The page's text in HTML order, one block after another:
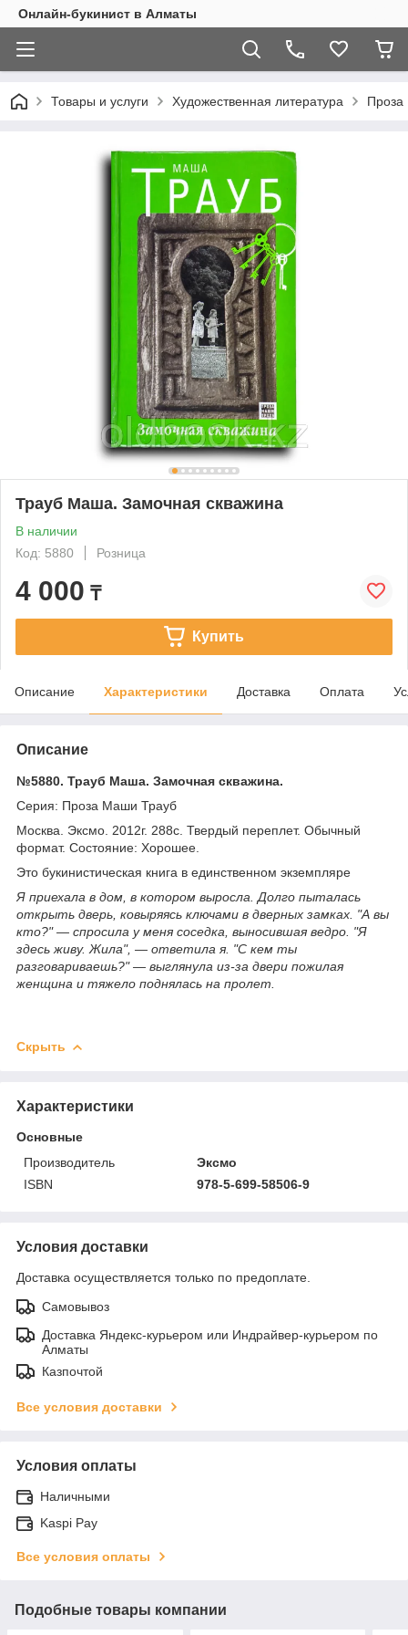
Онлайн-букинист в Алматы
Товары и услуги Художественная литература Проза
Трауб Маша. Замочная скважина
В наличии
Код: 5880
Розница
4 000 ₸
Купить
Описание Характеристики Доставка Оплата
Описание
№5880. Трауб Маша. Замочная скважина.
Серия: Проза Маши Трауб
Москва. Эксмо. 2012г. 288с. Твердый переплет. Обычный
формат. Состояние: Хорошее.
Это букинистическая книга в единственном экземпляре
Я приехала в дом, в котором выросла. Долго пыталась
открыть дверь, ковыряясь ключами в дверных замках. "А вы
кто?" — спросила у меня соседка, выносившая ведро. "Я
здесь живу. Жила", — ответила я. "С кем ты
разговариваешь?" — выглянула из-за двери пожилая
женщина и тяжело поднялась на пролет.
Скрыть
Характеристики
Основные
Производитель
Эксмо
ISBN
978-5-699-58506-9
Условия доставки
Доставка осуществляется только по предоплате.
Самовывоз
Доставка Яндекс-курьером или Индрайвер-курьером по
Алматы
Казпочтой
Все условия доставки
Условия оплаты
Наличными
Kaspi Pay
Все условия оплаты
Подобные товары компании